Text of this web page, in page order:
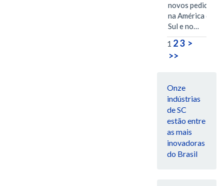
novos pedidos
na América do
Sul e no…
1 23 >
>>
Onze
indústrias
de SC
estão entre
as mais
inovadoras
do Brasil